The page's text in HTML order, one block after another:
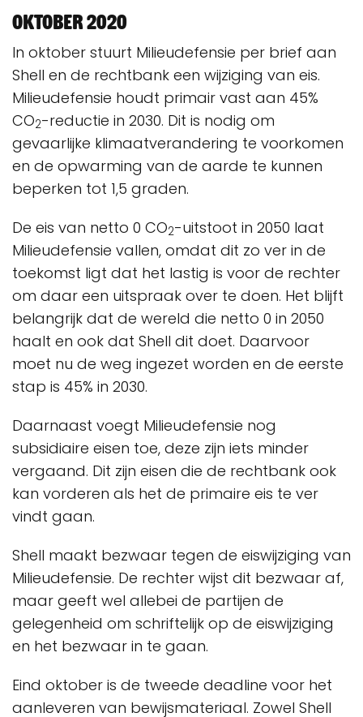
Oktober 2020
In oktober stuurt Milieudefensie per brief aan
Shell en de rechtbank een wijziging van eis.
Milieudefensie houdt primair vast aan 45%
CO2-reductie in 2030. Dit is nodig om
gevaarlijke klimaatverandering te voorkomen
en de opwarming van de aarde te kunnen
beperken tot 1,5 graden.
De eis van netto 0 CO2-uitstoot in 2050 laat
Milieudefensie vallen, omdat dit zo ver in de
toekomst ligt dat het lastig is voor de rechter
om daar een uitspraak over te doen. Het blijft
belangrijk dat de wereld die netto 0 in 2050
haalt en ook dat Shell dit doet. Daarvoor
moet nu de weg ingezet worden en de eerste
stap is 45% in 2030.
Daarnaast voegt Milieudefensie nog
subsidiaire eisen toe, deze zijn iets minder
vergaand. Dit zijn eisen die de rechtbank ook
kan vorderen als het de primaire eis te ver
vindt gaan.
Shell maakt bezwaar tegen de eiswijziging van
Milieudefensie. De rechter wijst dit bezwaar af,
maar geeft wel allebei de partijen de
gelegenheid om schriftelijk op de eiswijziging
en het bezwaar in te gaan.
Eind oktober is de tweede deadline voor het
aanleveren van bewijsmateriaal. Zowel Shell